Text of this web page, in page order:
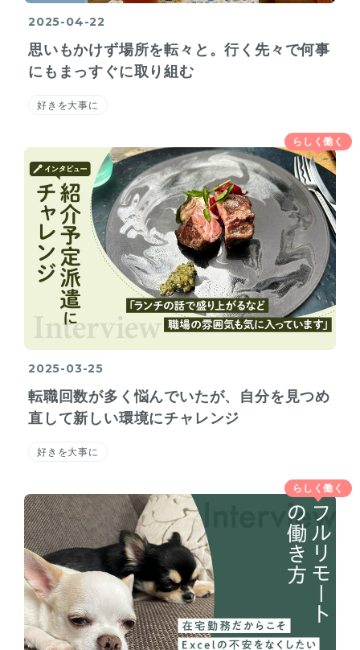
2025-04-22
思いもかけず場所を転々と。行く先々で何事
にもまっすぐに取り組む
好きを大事に
2025-03-25
転職回数が多く悩んでいたが、自分を見つめ
直して新しい環境にチャレンジ
らしく働く
好きを大事に
らしく働く